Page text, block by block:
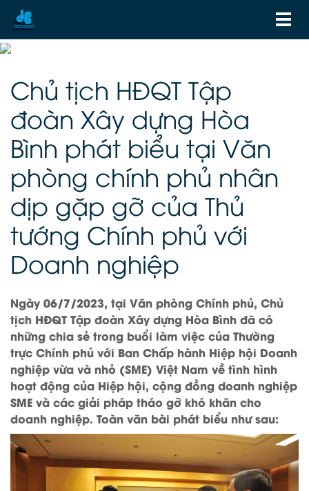
Chủ tịch HĐQT Tập
đoàn Xây dựng Hòa
Bình phát biểu tại Văn
phòng chính phủ nhân
dịp gặp gỡ của Thủ
tướng Chính phủ với
Doanh nghiệp
Ngày 06/7/2023, tại Văn phòng Chính phủ, Chủ
tịch HĐQT Tập đoàn Xây dựng Hòa Bình đã có
những chia sẻ trong buổi làm việc của Thường
trực Chính phủ với Ban Chấp hành Hiệp hội Doanh
nghiệp vừa và nhỏ (SME) Việt Nam về tình hình
hoạt động của Hiệp hội, cộng đồng doanh nghiệp
SME và các giải pháp tháo gỡ khó khăn cho
doanh nghiệp. Toàn văn bài phát biểu như sau: